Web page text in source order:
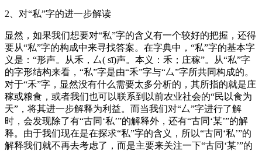
2、对“私”字的进一步解读
显然，如果我们想要对“私”字的含义有一个较好的把握，还得
要从“私”字的构成中来寻找答案。在字典中，“私”字的基本字
义是：“形声。从禾，厶( sī)声。本义：禾；庄稼”。从“私”字
的字形结构来看，“私”字是由“禾”字与“厶”字所共同构成的。
对于“禾”字，显然没有什么需要太多分析的，其所指的就是庄
稼或粮食，或者我们也可以联系到以前农业社会的“民以食为
天”，将其进一步解释为利益。而当我们对“厶”字进行了解
时，会发现除了有“古同‘私’”的解释外，还有“古同‘某’”的解
释。由于我们现在是在探求“私”字的含义，所以“古同‘私’”的
解释我们就不再去考虑了，而是主要来关注一下“古同‘某’”的